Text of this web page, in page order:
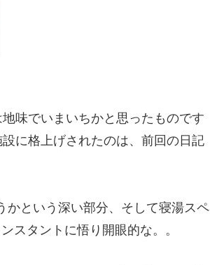
味でいまいちかと思ったものです
に格上げされたのは、前回の日記
かという深い部分、そして寝湯スペ
スタントに悟り開眼的な。。